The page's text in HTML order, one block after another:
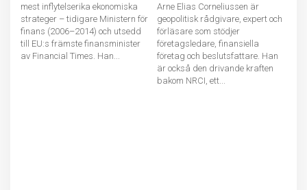
mest inflytelserika ekonomiska
strateger – tidigare Ministern för
finans (2006–2014) och utsedd
till EU:s främste finansminister
av Financial Times. Han...
Arne Elias Corneliussen är
geopolitisk rådgivare, expert och
förläsare som stödjer
företagsledare, finansiella
företag och beslutsfattare. Han
är också den drivande kraften
bakom NRCI, ett...